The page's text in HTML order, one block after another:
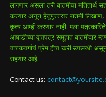
लागणार असला तरी बातमीचा मतितार्थ
करणार असून हेतुपुरस्सर बातमी लिखाण,
कृत्य आम्ही करणार नाही. मला
आघाडीच्या वृत्तपत्र समूहात
वाचकवर्गाचं प्रेम हीच खरी उपलब्धी
राहणार आहे.
Contact us: